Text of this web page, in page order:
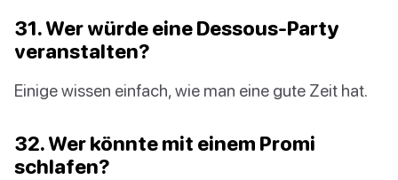
31. Wer würde eine Dessous-Party
veranstalten?
Einige wissen einfach, wie man eine gute Zeit hat.
32. Wer könnte mit einem Promi
schlafen?